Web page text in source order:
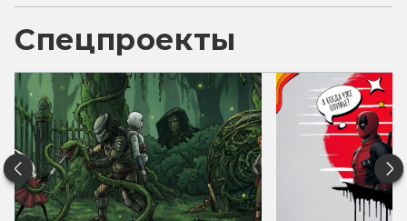
Спецпроекты